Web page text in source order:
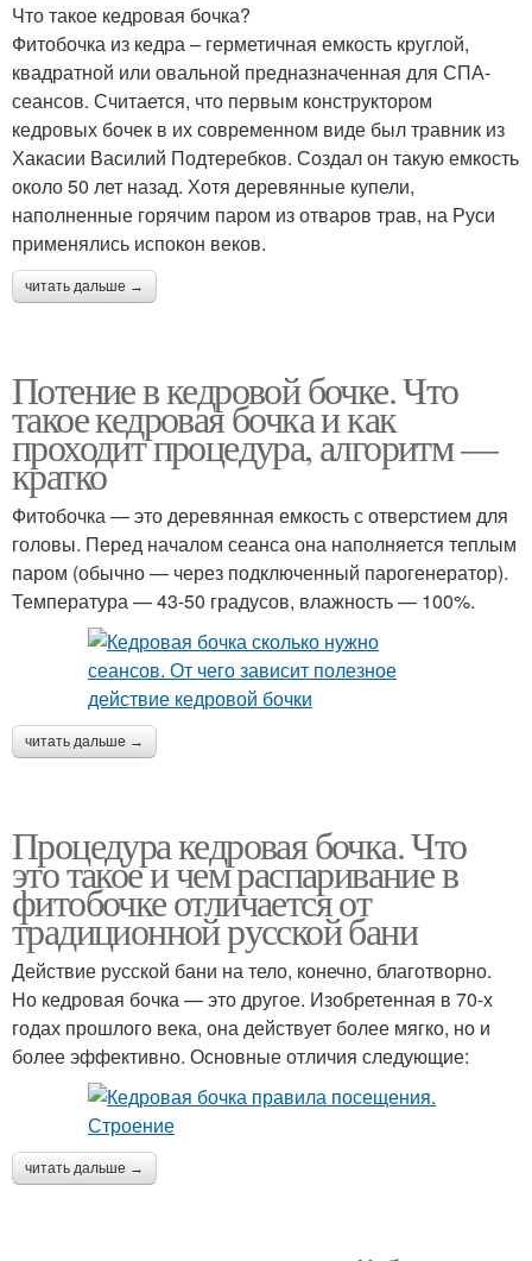
Что такое кедровая бочка?
Фитобочка из кедра – герметичная емкость круглой,
квадратной или овальной предназначенная для СПА-
сеансов. Считается, что первым конструктором
кедровых бочек в их современном виде был травник из
Хакасии Василий Подтеребков. Создал он такую емкость
около 50 лет назад. Хотя деревянные купели,
наполненные горячим паром из отваров трав, на Руси
применялись испокон веков.
читать дальше →
Потение в кедровой бочке. Что
такое кедровая бочка и как
проходит процедура, алгоритм —
кратко
Фитобочка — это деревянная емкость с отверстием для
головы. Перед началом сеанса она наполняется теплым
паром (обычно — через подключенный парогенератор).
Температура — 43-50 градусов, влажность — 100%.
читать дальше →
Процедура кедровая бочка. Что
это такое и чем распаривание в
фитобочке отличается от
традиционной русской бани
Действие русской бани на тело, конечно, благотворно.
Но кедровая бочка — это другое. Изобретенная в 70-х
годах прошлого века, она действует более мягко, но и
более эффективно. Основные отличия следующие:
читать дальше →